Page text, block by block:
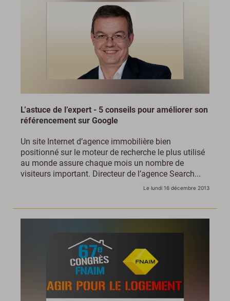
L’astuce de l’expert - 5 conseils pour améliorer son
référencement sur Google
Un site Internet d’agence immobilière bien
positionné sur le moteur de recherche le plus utilisé
au monde assure chaque mois un nombre de
visiteurs important. Directeur de l’agence Search...
Le lundi 16 décembre 2013